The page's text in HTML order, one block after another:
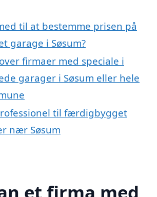
til at bestemme prisen på
garage i Søsum?
firmaer med speciale i
garager i Søsum eller hele
til færdigbygget
nær Søsum
et firma med